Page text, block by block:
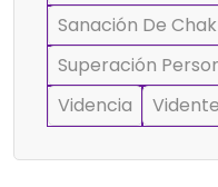
Sanación De
Superación
Videncia
Vidente